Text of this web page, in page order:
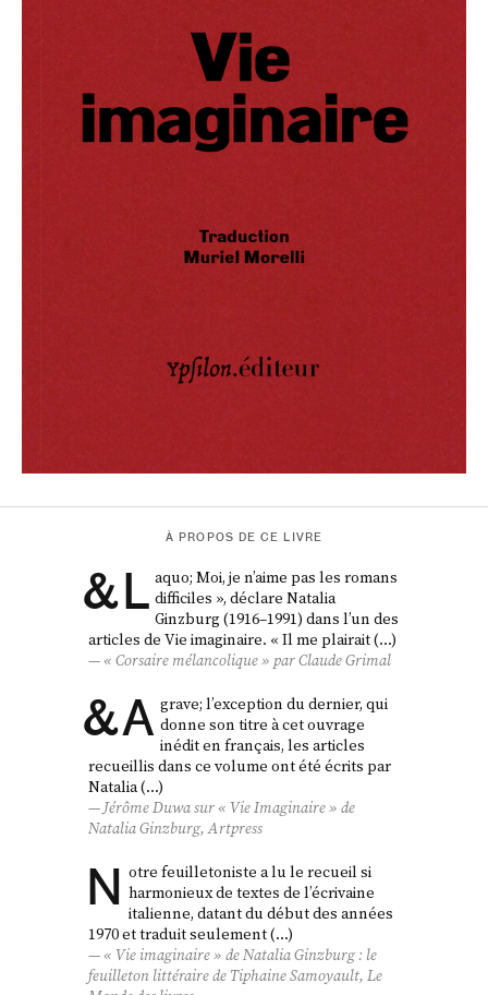
À PROPOS DE CE LIVRE
&L aquo; Moi, je n’aime pas les romans
difficiles », déclare Natalia
Ginzburg (1916–1991) dans l’un des
articles de Vie imaginaire. « Il me plairait (…)
« Corsaire mélancolique » par Claude Grimal
&A grave; l’exception du dernier, qui
donne son titre à cet ouvrage
inédit en français, les articles
recueillis dans ce volume ont été écrits par
Natalia (…)
Jérôme Duwa sur « Vie Imaginaire » de
Natalia Ginzburg, Artpress
N otre feuilletoniste a lu le recueil si
harmonieux de textes de l’écrivaine
italienne, datant du début des années
1970 et traduit seulement (…)
« Vie imaginaire » de Natalia Ginzburg : le
feuilleton littéraire de Tiphaine Samoyault, Le